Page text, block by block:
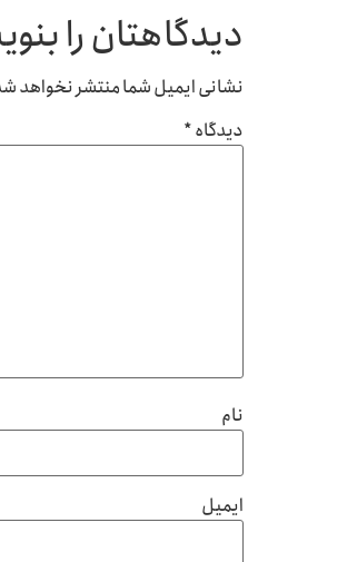
دیدگاهتان را
نشانی ایمیل شما منتشر نخواهد
دیدگاه*
نام
ایمیل